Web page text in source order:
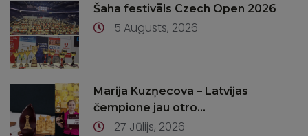
Šaha festivāls Czech Open 2026
5 Augusts, 2026
Marija Kuzņecova – Latvijas
čempione jau otro...
27 Jūlijs, 2026